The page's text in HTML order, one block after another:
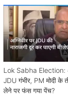
Lok Sabha Election:
JDU गंभीर, PM मोदी के
लेने पर फंस गया पेंच?